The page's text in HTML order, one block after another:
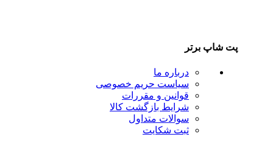
پت شاپ برتر
درباره ما
سیاست حریم خصوصی
قوانین و مقررات
شرایط بازگشت کالا
سوالات متداول
ثبت شکایت